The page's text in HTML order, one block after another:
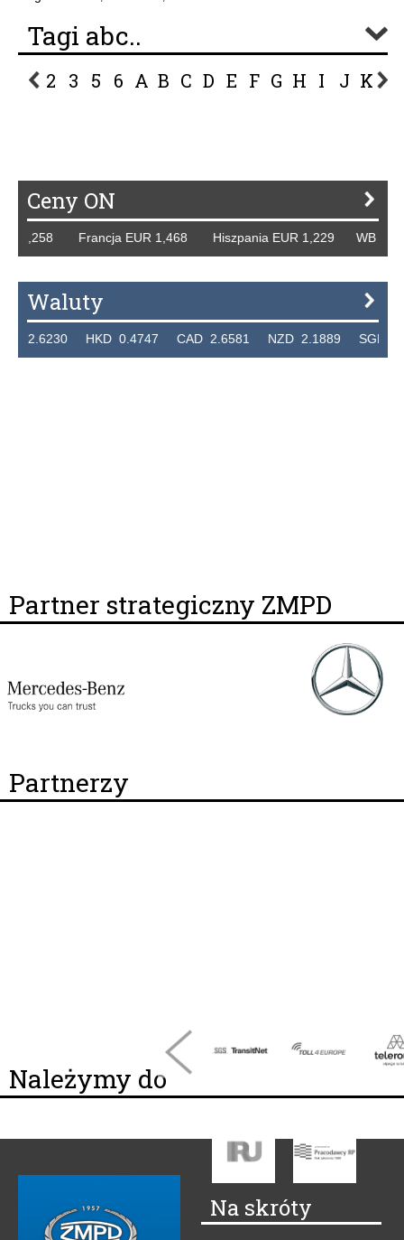
Tagi abc..
2 3 5 6 A B C D E F G H I J K L
Ceny ON
Francja EUR 1,468 Hiszpania EUR 1,229 WB
Waluty
HKD 0.4747 CAD 2.6581 NZD 2.1889 SGD
Partner strategiczny ZMPD
Partnerzy
Należymy do
Na skróty